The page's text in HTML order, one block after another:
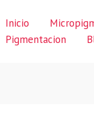
Inicio
Pigmentacion